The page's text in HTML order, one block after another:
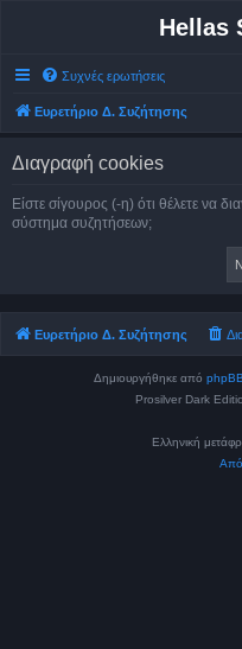
Hellas
Συχνές ερωτήσεις
Ευρετήριο Δ. Συζήτησης
Διαγραφή cookies
Είστε σίγουρος (-η) ότι θέλετε να
σύστημα συζητήσεων;
Ευρετήριο Δ. Συζήτησης
Δημιουργήθηκε από phpBB
Prosilver Dark
Ελληνική